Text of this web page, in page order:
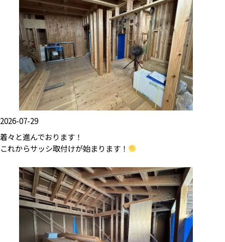
2026-07-29
着々と進んでおります！
これからサッシ取付けが始まります！